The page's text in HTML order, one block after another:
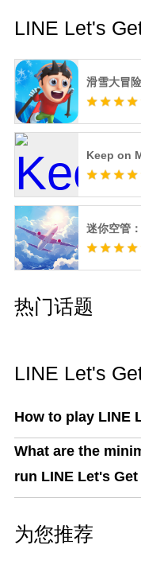
LINE Let's
滑雪大冒
Keep on
迷你空管
热门话题
LINE Let's
How to play LINE
What are the
run LINE Let's
为您推荐